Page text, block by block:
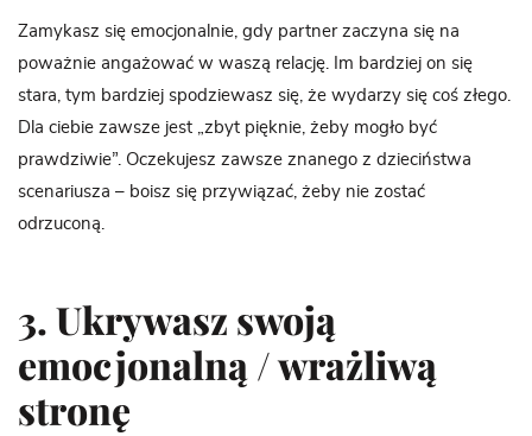
Zamykasz się emocjonalnie, gdy partner zaczyna się na
poważnie angażować w waszą relację. Im bardziej on się
stara, tym bardziej spodziewasz się, że wydarzy się coś złego.
Dla ciebie zawsze jest „zbyt pięknie, żeby mogło być
prawdziwie”. Oczekujesz zawsze znanego z dzieciństwa
scenariusza – boisz się przywiązać, żeby nie zostać
odrzuconą.
3. Ukrywasz swoją
emocjonalną / wrażliwą
stronę